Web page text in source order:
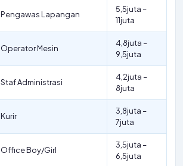
Pengawas Lapangan
5,5juta –
11juta
Operator Mesin
4,8juta –
9,5juta
Staf Administrasi
4,2juta –
8juta
Kurir
3,8juta –
7juta
Office Boy/Girl
3,5juta –
6,5juta